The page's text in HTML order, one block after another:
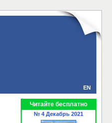
EN
Читайте бесплатно
№ 4 Декабрь 2021